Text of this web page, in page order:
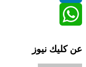
LinkedIn
عن كليك نيوز